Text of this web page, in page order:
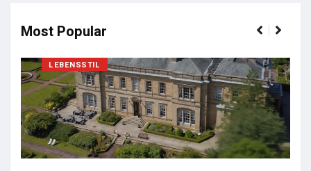
Most Popular
LEBENSSTIL